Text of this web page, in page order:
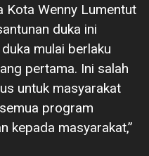
Kota Wenny Lumentut
duka ini
mulai berlaku
pertama. Ini salah
untuk masyarakat
program
kepada masyarakat,”